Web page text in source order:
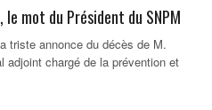
le mot du Président du SNPM
triste annonce du décès de M.
adjoint chargé de la prévention et